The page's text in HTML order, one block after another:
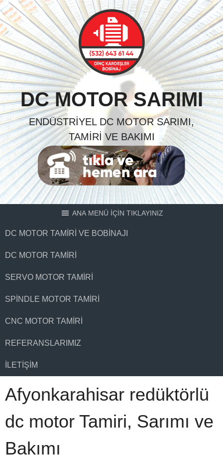
Skip
to
content
DC MOTOR SARIMI
ENDÜSTRIYEL DC MOTOR SARIMI,
TAMIRI VE BAKIMI
ANA MENÜ İÇİN TIKLAYINIZ
DC MOTOR TAMIRI VE BOBINAJI
DC MOTOR TAMIRI
SERVO MOTOR TAMIRI
SPINDLE MOTOR TAMIRI
CNC MOTOR TAMIRI
REFERANSLARIMIZ
İLETIŞIM
Afyonkarahisar redüktörlü
dc motor Tamiri, Sarımı ve
Bakımı